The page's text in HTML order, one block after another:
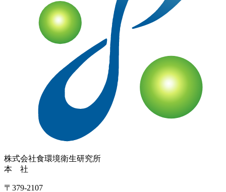
株式会社食環境衛生研究所
本 社
〒379-2107